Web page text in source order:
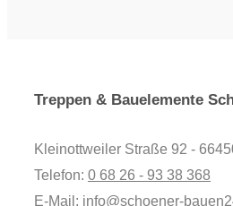
Treppen & Bauelemente
Kleinottweiler Straße 92 -
Telefon: 0 68 26 - 93 38 368
E-Mail: info@schoener-